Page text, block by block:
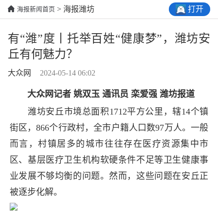
海报新闻首页 > 海报潍坊 打开
有“潍”度丨托举百姓“健康梦”，潍坊安
丘有何魅力？
大众网 2024-05-14 06:02
大众网记者 姚双玉 通讯员 栾爱强 潍坊报道
潍坊安丘市境总面积1712平方公里，辖14个镇
街区，866个行政村，全市户籍人口数97万人。一般
而言，村镇居多的城市往往存在医疗资源集中市
区、基层医疗卫生机构软硬条件不足等卫生健康事
业发展不够均衡的问题。然而，这些问题在安丘正
被逐步化解。